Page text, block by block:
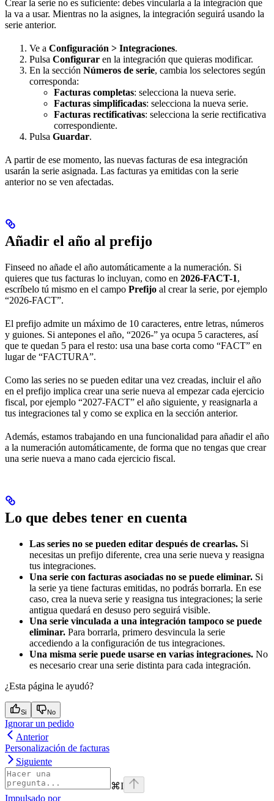
Crear la serie no es suficiente: debes vincularla a la integración que
la va a usar. Mientras no la asignes, la integración seguirá usando la
serie anterior.
Ve a Configuración > Integraciones.
Pulsa Configurar en la integración que quieras modificar.
En la sección Números de serie, cambia los selectores según
corresponda:
Facturas completas: selecciona la nueva serie.
Facturas simplificadas: selecciona la nueva serie.
Facturas rectificativas: selecciona la serie rectificativa
correspondiente.
Pulsa Guardar.
A partir de ese momento, las nuevas facturas de esa integración
usarán la serie asignada. Las facturas ya emitidas con la serie
anterior no se ven afectadas.
Añadir el año al prefijo
Finseed no añade el año automáticamente a la numeración. Si
quieres que tus facturas lo incluyan, como en 2026-FACT-1,
escríbelo tú mismo en el campo Prefijo al crear la serie, por ejemplo
“2026-FACT”.
El prefijo admite un máximo de 10 caracteres, entre letras, números
y guiones. Si antepones el año, “2026-” ya ocupa 5 caracteres, así
que te quedan 5 para el resto: usa una base corta como “FACT” en
lugar de “FACTURA”.
Como las series no se pueden editar una vez creadas, incluir el año
en el prefijo implica crear una serie nueva al empezar cada ejercicio
fiscal, por ejemplo “2027-FACT” el año siguiente, y reasignarla a
tus integraciones tal y como se explica en la sección anterior.
Además, estamos trabajando en una funcionalidad para añadir el año
a la numeración automáticamente, de forma que no tengas que crear
una serie nueva a mano cada ejercicio fiscal.
Lo que debes tener en cuenta
Las series no se pueden editar después de crearlas. Si
necesitas un prefijo diferente, crea una serie nueva y reasigna
tus integraciones.
Una serie con facturas asociadas no se puede eliminar. Si
la serie ya tiene facturas emitidas, no podrás borrarla. En ese
caso, crea la nueva serie y reasigna tus integraciones; la serie
antigua quedará en desuso pero seguirá visible.
Una serie vinculada a una integración tampoco se puede
eliminar. Para borrarla, primero desvincula la serie
accediendo a la configuración de tus integraciones.
Una misma serie puede usarse en varias integraciones. No
es necesario crear una serie distinta para cada integración.
¿Esta página le ayudó?
Si No
Ignorar un pedido
Anterior
Personalización de facturas
Siguiente
⌘I
Impulsado por